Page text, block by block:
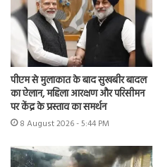
पीएम से मुलाकात के बाद सुखबीर बादल
का ऐलान, महिला आरक्षण और परिसीमन
पर केंद्र के प्रस्ताव का समर्थन
8 August 2026 - 5:44 PM